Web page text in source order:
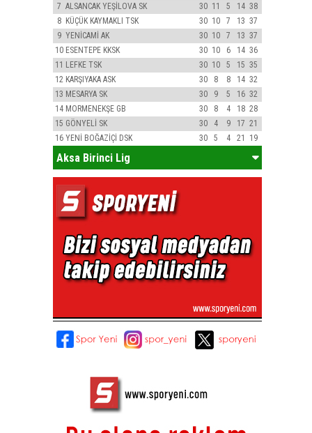
7 ALSANCAK YEŞİLOVA SK 30 11 5 14 38
8 KÜÇÜK KAYMAKLI TSK 30 10 7 13 37
9 YENİCAMİ AK 30 10 7 13 37
10 ESENTEPE KKSK 30 10 6 14 36
11 LEFKE TSK 30 10 5 15 35
12 KARŞIYAKA ASK 30 8 8 14 32
13 MESARYA SK 30 9 5 16 32
14 MORMENEKŞE GB 30 8 4 18 28
15 GÖNYELİ SK 30 4 9 17 21
16 YENİ BOĞAZİÇİ DSK 30 5 4 21 19
Aksa Birinci Lig